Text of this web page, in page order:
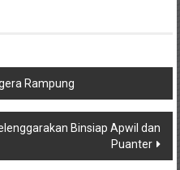
Rampung
Binsiap Apwil dan
Puanter